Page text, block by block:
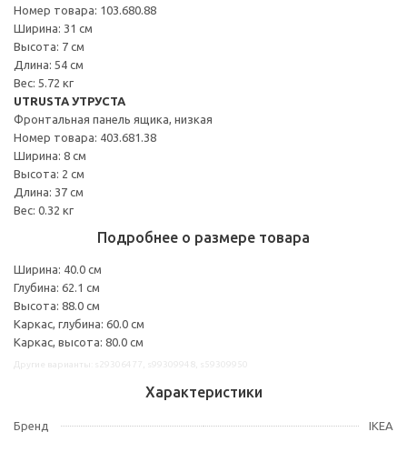
Номер товара: 103.680.88
Ширина: 31 см
Высота: 7 см
Длина: 54 см
Вес: 5.72 кг
UTRUSTA УТРУСТА
Фронтальная панель ящика, низкая
Номер товара: 403.681.38
Ширина: 8 см
Высота: 2 см
Длина: 37 см
Вес: 0.32 кг
Подробнее о размере товара
Ширина: 40.0 см
Глубина: 62.1 см
Высота: 88.0 см
Каркас, глубина: 60.0 см
Каркас, высота: 80.0 см
Характеристики
Бренд IKEA